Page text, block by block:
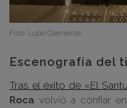
Foto: Lupe Clemente
Escenografía del
Tras el éxito de «El
Roca volvió a confiar en